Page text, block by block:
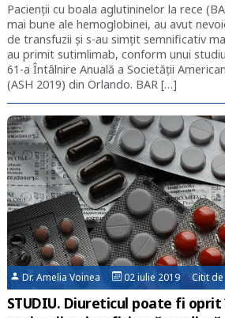
Pacienţii cu boala aglutininelor la rece
mai bune ale hemoglobinei, au avut
de transfuzii şi s-au simţit semnificativ
au primit sutimlimab, conform unui
61-a Întâlnire Anuală a Societăţii
(ASH 2019) din Orlando. BAR […]
Dr. Amelia Voinea 02 iulie 2019 Citit de
STUDIU. Diureticul poate fi